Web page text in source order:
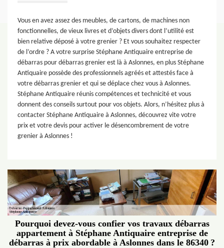
Vous en avez assez des meubles, de cartons, de machines non
fonctionnelles, de vieux livres et d’objets divers dont l’utilité est
bien relative déposé à votre grenier ? Et vous souhaitez respecter
de l’ordre ? A votre surprise Stéphane Antiquaire entreprise de
débarras pour débarras grenier est là à Aslonnes, en plus Stéphane
Antiquaire possède des professionnels agréés et attestés face à
votre débarras grenier et qui se déplace chez vous à Aslonnes.
Stéphane Antiquaire réunis compétences et technicité et vous
donnent des conseils surtout pour vos objets. Alors, n’hésitez plus à
contacter Stéphane Antiquaire à Aslonnes, découvrez vite votre
prix et votre devis pour activer le désencombrement de votre
grenier à Aslonnes !
Pourquoi devez-vous confier vos travaux débarras
appartement à Stéphane Antiquaire entreprise de
débarras à prix abordable à Aslonnes dans le 86340 ?